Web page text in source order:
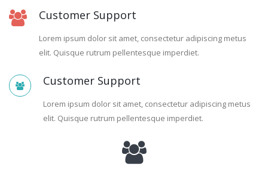
Customer Support
Lorem ipsum dolor sit amet, consectetur adipiscing metus
elit. Quisque rutrum pellentesque imperdiet.
Customer Support
Lorem ipsum dolor sit amet, consectetur adipiscing metus
elit. Quisque rutrum pellentesque imperdiet.